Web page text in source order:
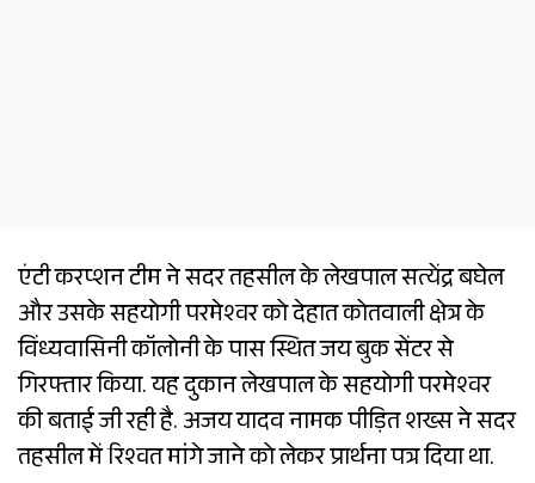
एंटी करप्शन टीम ने सदर तहसील के लेखपाल सत्येंद्र बघेल
और उसके सहयोगी परमेश्वर को देहात कोतवाली क्षेत्र के
विंध्यवासिनी कॉलोनी के पास स्थित जय बुक सेंटर से
गिरफ्तार किया. यह दुकान लेखपाल के सहयोगी परमेश्वर
की बताई जी रही है. अजय यादव नामक पीड़ित शख्स ने सदर
तहसील में रिश्वत मांगे जाने को लेकर प्रार्थना पत्र दिया था.